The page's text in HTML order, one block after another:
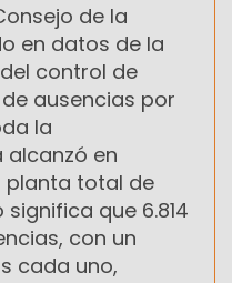
de la
en datos de la
control de
ausencias por
la
en
planta total de
significa que 6.814
con un
cada uno,